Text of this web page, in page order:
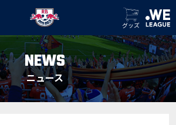
グッズ
NEWS
ニュース